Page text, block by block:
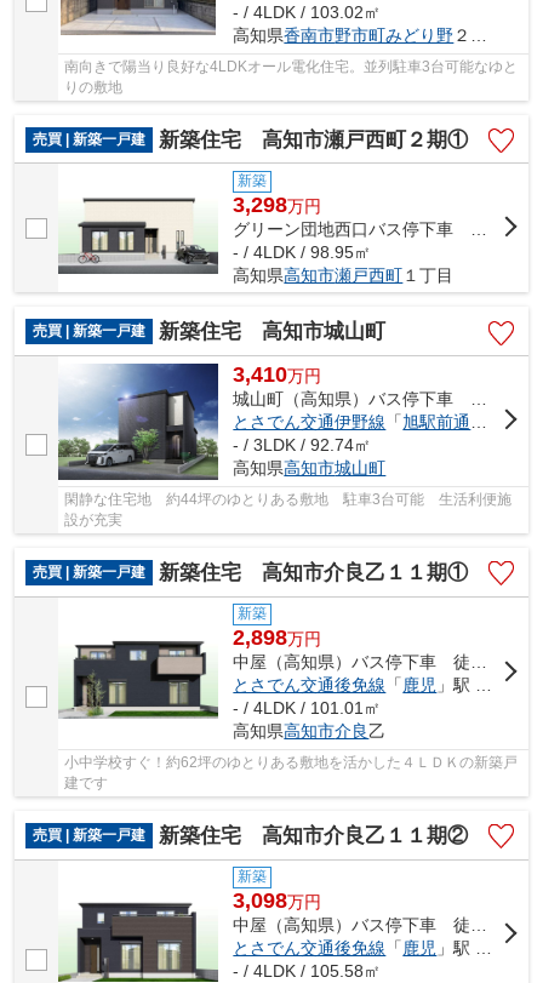
- / 4LDK / 103.02㎡
高知県香南市野市町みどり野２丁目
南向きで陽当り良好な4LDKオール電化住宅。並列駐車3台可能なゆと
りの敷地
売買 | 新築一戸建 新築住宅 高知市瀬戸西町２期①
新築
3,298万円
- / 4LDK / 98.95㎡
高知県高知市瀬戸西町 １丁目
売買 | 新築一戸建 新築住宅 高知市城山町
3,410万円
城山町（高知県）バス停下車 徒歩5分
とさでん交通伊野線 「旭駅前通 」駅 徒
- / 3LDK / 92.74㎡
高知県高知市城山町
閑静な住宅地 約44坪のゆとりある敷地 駐車3台可能 生活利便施
設が充実
売買 | 新築一戸建 新築住宅 高知市介良乙１１期①
新築
2,898万円
とさでん交通後免線 「 鹿児 」駅 徒歩23分
- / 4LDK / 101.01㎡
高知県高知市介良乙
小中学校すぐ！約62坪のゆとりある敷地を活かした４ＬＤＫの新築戸
建です
売買 | 新築一戸建 新築住宅 高知市介良乙１１期②
新築
3,098万円
とさでん交通後免線 「 鹿児 」駅 徒歩23分
- / 4LDK / 105.58㎡